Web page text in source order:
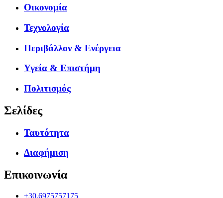
Οικονομία
Τεχνολογία
Περιβάλλον & Ενέργεια
Υγεία & Επιστήμη
Πολιτισμός
Σελίδες
Ταυτότητα
Διαφήμιση
Επικοινωνία
+30.6975757175